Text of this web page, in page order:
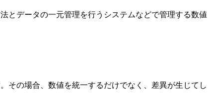
とデータの一元管理を行うシステムなどで管理する数値
その場合、数値を統一するだけでなく、差異が生じてし